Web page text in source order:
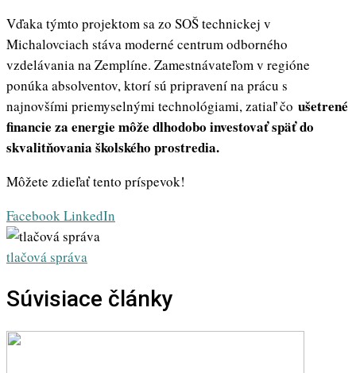
Vďaka týmto projektom sa zo SOŠ technickej v
Michalovciach stáva moderné centrum odborného
vzdelávania na Zemplíne. Zamestnávateľom v regióne
ponúka absolventov, ktorí sú pripravení na prácu s
najnovšími priemyselnými technológiami, zatiaľ čo ušetrené
financie za energie môže dlhodobo investovať späť do
skvalitňovania školského prostredia.
Môžete zdieľať tento príspevok!
Facebook LinkedIn
tlačová správa
Súvisiace články